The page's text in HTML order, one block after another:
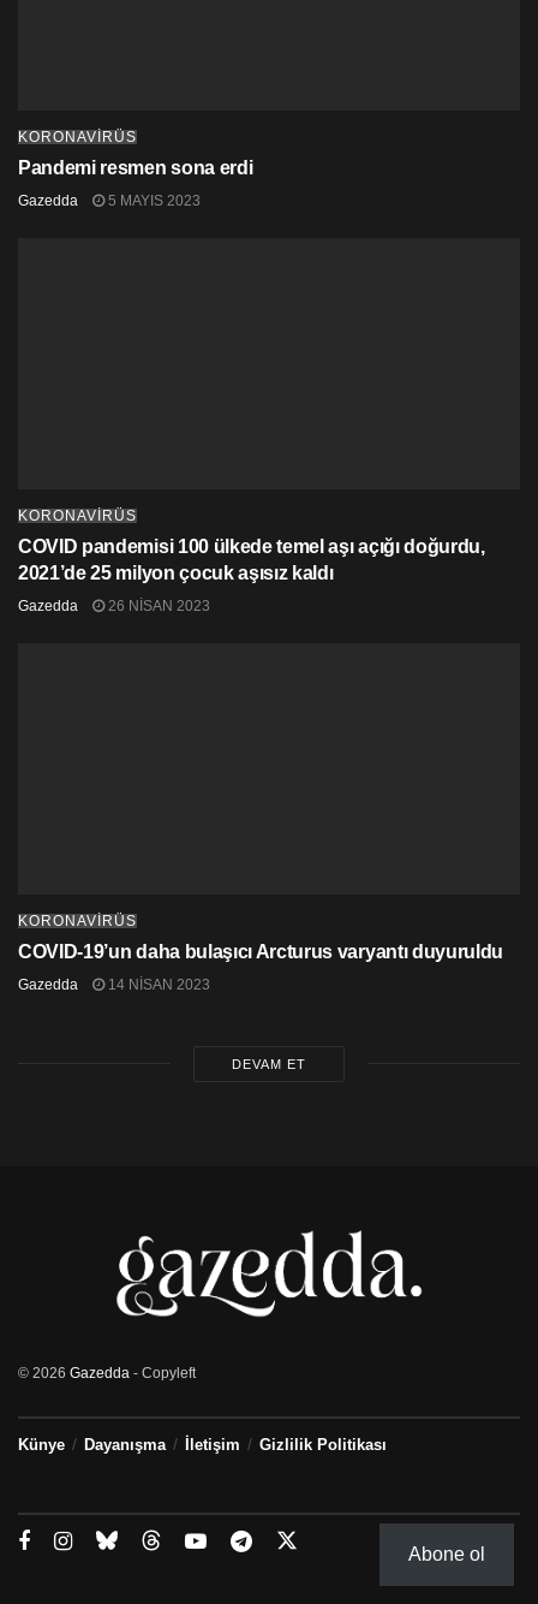
KORONAVİRÜS
Pandemi resmen sona erdi
Gazedda 5 MAYIS 2023
KORONAVİRÜS
COVID pandemisi 100 ülkede temel aşı açığı doğurdu,
2021’de 25 milyon çocuk aşısız kaldı
Gazedda 26 NISAN 2023
KORONAVİRÜS
COVID-19’un daha bulaşıcı Arcturus varyantı duyuruldu
Gazedda 14 NISAN 2023
DEVAM ET
© 2026 Gazedda - Copyleft
Künye Dayanışma İletişim Gizlilik Politikası
Abone ol